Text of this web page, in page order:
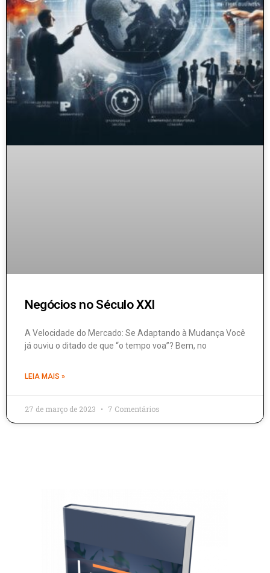
Negócios no Século XXI
A Velocidade do Mercado: Se Adaptando à Mudança Você
já ouviu o ditado de que “o tempo voa”? Bem, no
LEIA MAIS »
27 de março de 2023 7 Comentários